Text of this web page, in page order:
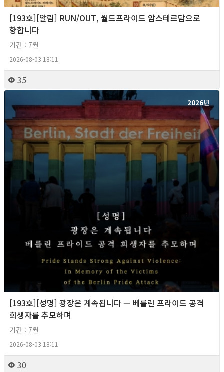
[193호][알림] RUN/OUT, 월드프라이드 암스테르담으로
향합니다
기간 : 7월
2026-08-03 18:11
35
2026년
[193호][성명] 광장은 계속됩니다 — 베를린 프라이드 공격
희생자를 추모하며
기간 : 7월
2026-08-03 18:11
30